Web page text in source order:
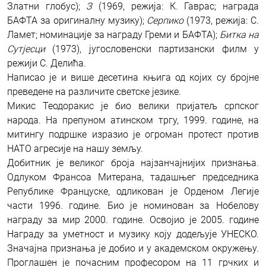
Златни глобус); З(1969, режија: К. Гаврас; награда
БАФТА за оригиналну музику); Серпико(1973, режија: С.
Ламет; номинације за награду Греми и БАФТА); Битка на
Сутјесци (1973), југословенски партизански филм у
режији С. Делића.
Написао је и више десетина књига од којих су бројне
преведене на различите светске језике.
Микис Теодоракис је био велики пријатељ српског
народа. На препуном атинском тргу, 1999. године, на
митингу подршке изразио је огроман протест против
НАТО агресије на нашу земљу.
Добитник је великог броја најзанчајнијих признања.
Одлуком Франсоа Митерана, тадашњег председника
Републике Француске, одликован је Орденом Легије
части 1996. године. Био је номинован за Нобелову
награду за мир 2000. године. Освојио је 2005. године
Награду за уметност и музику коју додељује УНЕСКО.
Значајна признања је добио и у академском окружењу.
Проглашен је почасним професором на 11 грчких и